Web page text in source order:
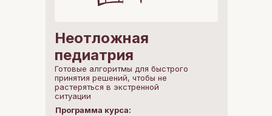
Программа курса:
Готовые алгоритмы для быстрого
принятия решений, чтобы не
растеряться в экстренной
ситуации
Неотложная
педиатрия